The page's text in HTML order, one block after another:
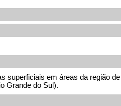
superficiais em áreas da região
Grande do Sul).